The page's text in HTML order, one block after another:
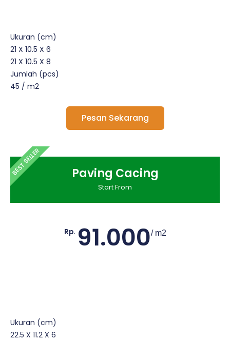
Ukuran (cm)
21 X 10.5 X 6
21 X 10.5 X 8
Jumlah (pcs)
45 / m2
Pesan Sekarang
BEST SELLER Paving Cacing
Start From
Rp. 91.000/ m2
Ukuran (cm)
22.5 X 11.2 X 6